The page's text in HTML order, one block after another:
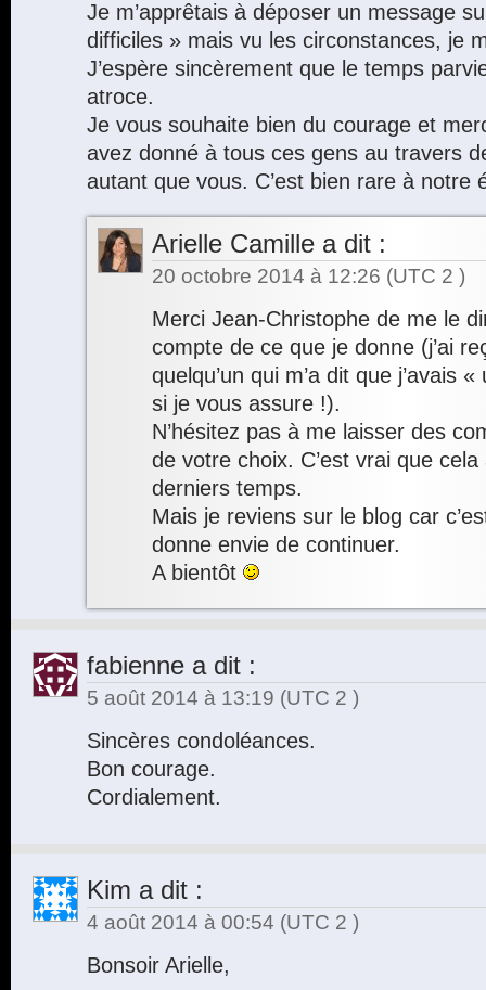
Je m’apprêtais à déposer un message
difficiles » mais vu les circonstances, je
J’espère sincèrement que le temps
atroce.
Je vous souhaite bien du courage et
avez donné à tous ces gens au travers
autant que vous. C’est bien rare à notre
Arielle Camille a dit :
20 octobre 2014 à 12:26 (UTC 2 )
Merci Jean-Christophe de me le
compte de ce que je donne (j’ai
quelqu’un qui m’a dit que j’avais
si je vous assure !).
N’hésitez pas à me laisser des
de votre choix. C’est vrai que
derniers temps.
Mais je reviens sur le blog car
donne envie de continuer.
A bientôt
fabienne a dit :
5 août 2014 à 13:19 (UTC 2 )
Sincères condoléances.
Bon courage.
Cordialement.
Kim a dit :
4 août 2014 à 00:54 (UTC 2 )
Bonsoir Arielle,